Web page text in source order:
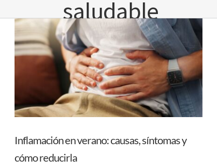
saludable
Inflamación en verano: causas, síntomas y
cómo reducirla